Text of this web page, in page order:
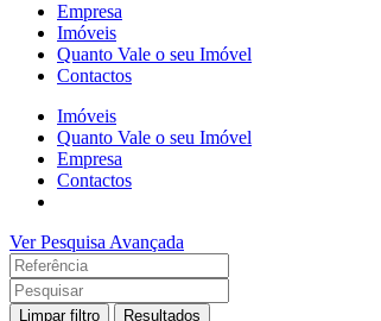
Empresa
Imóveis
Quanto Vale o seu Imóvel
Contactos
Imóveis
Quanto Vale o seu Imóvel
Empresa
Contactos
Ver Pesquisa Avançada
Limpar filtro Resultados